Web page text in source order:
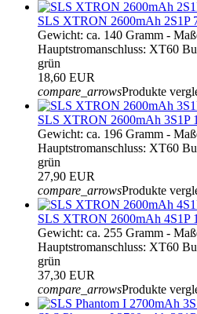
SLS XTRON 2600mAh 2S1P
Gewicht: ca. 140 Gramm -
Hauptstromanschluss: XT60
grün
18,60 EUR
compare_arrowsProdukte
SLS XTRON 2600mAh 3S1P
Gewicht: ca. 196 Gramm -
Hauptstromanschluss: XT60
grün
27,90 EUR
compare_arrowsProdukte
SLS XTRON 2600mAh 4S1P
Gewicht: ca. 255 Gramm -
Hauptstromanschluss: XT60
grün
37,30 EUR
compare_arrowsProdukte